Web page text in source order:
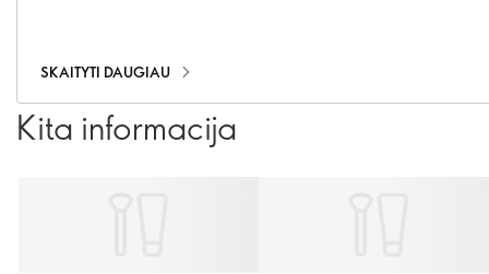
SKAITYTI DAUGIAU
Kita informacija